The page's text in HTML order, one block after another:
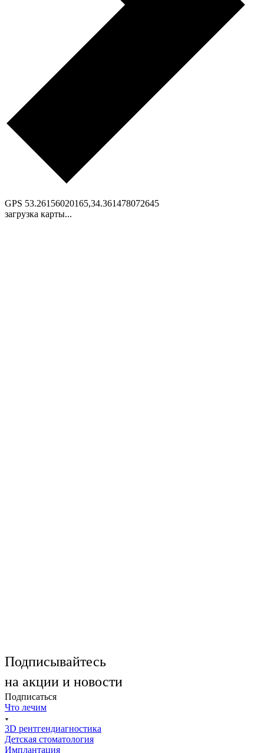
GPS 53.26156020165,34.361478072645
загрузка карты...
Подписывайтесь
на акции и новости
Подписаться
Что лечим
3D рентгендиагностика
Детская стоматология
Имплантация